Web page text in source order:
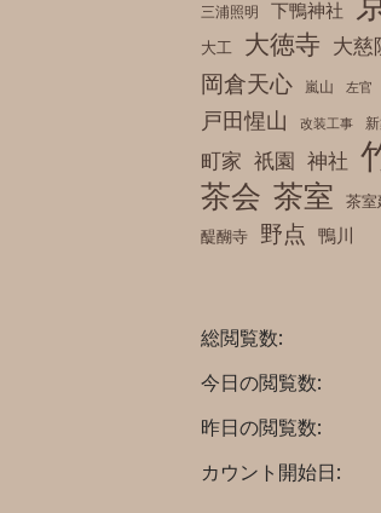
三浦照明 下鴨神社
大工
大徳寺 大慈
岡倉天心 嵐山 左官
戸田惺山 改装工事
町家 祇園 神社
茶会 茶室 茶室
醍醐寺
野点 鴨川
総閲覧数:
今日の閲覧数:
昨日の閲覧数:
カウント開始日: